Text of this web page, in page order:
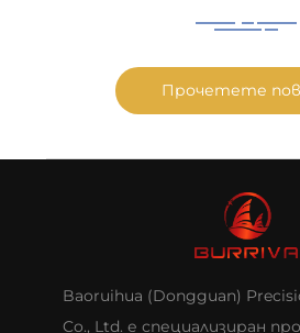
Прочетете
Baoruihua (Dongguan)
Co., Ltd. е специализиран